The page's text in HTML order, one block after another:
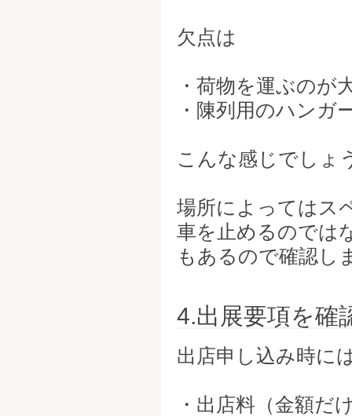
欠点は
・荷物を運ぶのが
・陳列用のハンガ
こんな感じでしょ
場所によってはス
車を止めるのでは
もあるので確認し
4.出展要項を確
出店申し込み時に
・出店料（金額だ